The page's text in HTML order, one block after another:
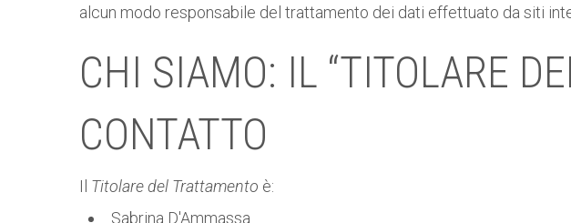
alcun modo responsabile del trattamento dei dati effettuato da siti
CHI SIAMO: IL “TITOLARE
CONTATTO
Il Titolare del Trattamento è:
Sabrina D'Ammassa